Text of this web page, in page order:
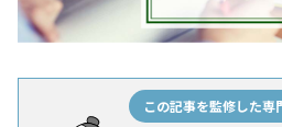
この記事を監修した専